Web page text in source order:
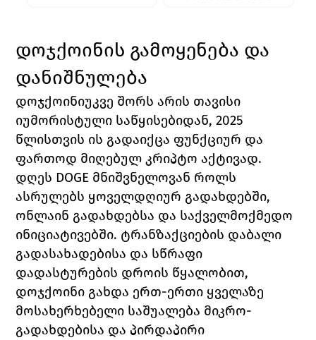
დოჯქოინის გამოყენება და
დანიშნულება
დოჯქოინიუკვე შორს არის თავისი
იუმორისტული საწყისებიდან, 2025
წლისთვის ის გადაიქცა ფუნქციურ და
ფართოდ მიღებულ კრიპტო აქტივად.
დღეს DOGE მნიშვნელოვან როლს
ასრულებს ყოველდღიურ გადახდებში,
ონლაინ გადახდებსა და საქველმოქმედო
ინიციატივებში. ტრანზაქციების დაბალი
გადასახადებისა და სწრაფი
დადასტურების დროის წყალობით,
დოჯქოინი გახდა ერთ-ერთი ყველაზე
მოსახერხებელი საშუალება მიკრო-
გადახდებისა და პირდაპირი